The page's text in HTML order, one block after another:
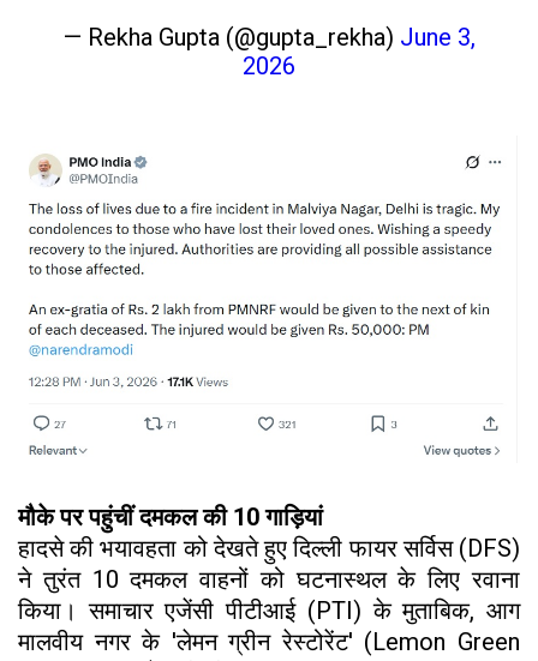
— Rekha Gupta (@gupta_rekha) June 3,
2026
मौके पर पहुंचीं दमकल की 10 गाड़ियां
हादसे की भयावहता को देखते हुए दिल्ली फायर सर्विस (DFS)
ने तुरंत 10 दमकल वाहनों को घटनास्थल के लिए रवाना
किया। समाचार एजेंसी पीटीआई (PTI) के मुताबिक, आग
मालवीय नगर के 'लेमन ग्रीन रेस्टोरेंट' (Lemon Green